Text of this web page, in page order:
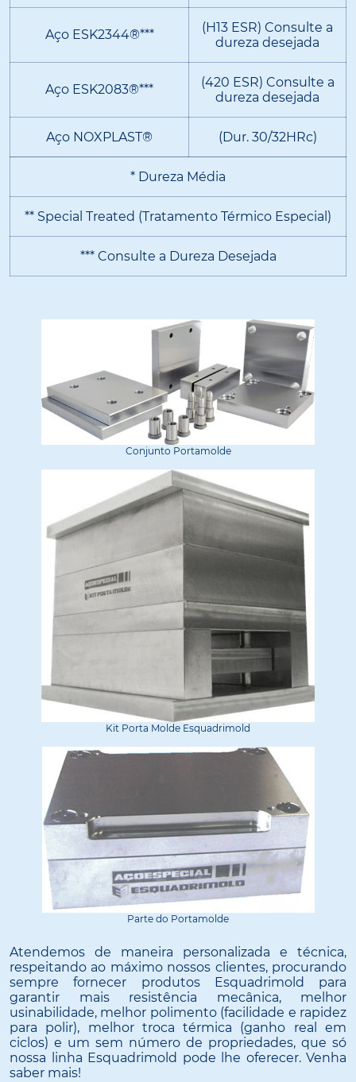
Aço ESK2344®***
(H13 ESR) Consulte a
dureza desejada
Aço ESK2083®***
(420 ESR) Consulte a
dureza desejada
Aço NOXPLAST® (Dur. 30/32HRc)
* Dureza Média
** Special Treated (Tratamento Térmico Especial)
*** Consulte a Dureza Desejada
Conjunto Portamolde
Kit Porta Molde Esquadrimold
Parte do Portamolde
Atendemos de maneira personalizada e técnica,
respeitando ao máximo nossos clientes, procurando
sempre fornecer produtos Esquadrimold para
garantir mais resistência mecânica, melhor
usinabilidade, melhor polimento (facilidade e rapidez
para polir), melhor troca térmica (ganho real em
ciclos) e um sem número de propriedades, que só
nossa linha Esquadrimold pode lhe oferecer. Venha
saber mais!